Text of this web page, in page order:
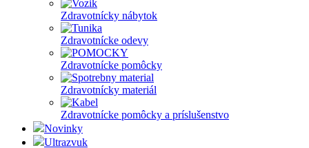
Zdravotnícky nábytok
Zdravotnícke odevy
Zdravotnícke pomôcky
Zdravotnícky materiál
Zdravotnícke pomôcky a príslušenstvo
Novinky
Ultrazvuk